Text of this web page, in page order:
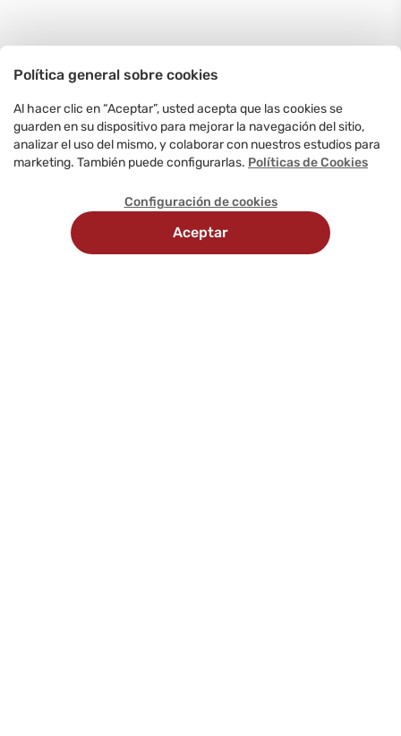
Política general sobre cookies
Al hacer clic en “Aceptar”, usted acepta que las cookies se
guarden en su dispositivo para mejorar la navegación del sitio,
analizar el uso del mismo, y colaborar con nuestros estudios para
marketing. También puede configurarlas. Políticas de Cookies
Configuración de cookies
Aceptar